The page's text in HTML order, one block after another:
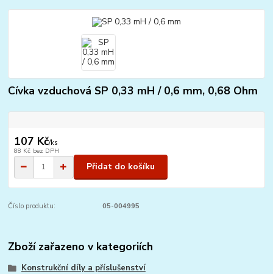
Cívka vzduchová SP 0,33 mH / 0,6 mm, 0,68 Ohm
107 Kč/ks
88 Kč bez DPH
Přidat do košíku
Číslo produktu: 05-004995
Zboží zařazeno v kategoriích
Konstrukční díly a příslušenství